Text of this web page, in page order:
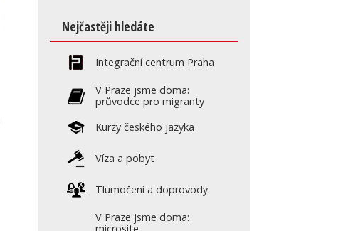
Nejčastěji hledáte
Integrační centrum Praha
V Praze jsme doma:
průvodce pro migranty
Kurzy českého jazyka
Víza a pobyt
Tlumočení a doprovody
V Praze jsme doma: